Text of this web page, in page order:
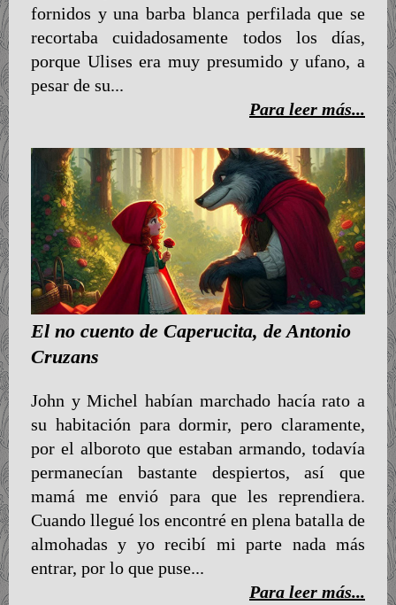
fornidos y una barba blanca perfilada que se
recortaba cuidadosamente todos los días,
porque Ulises era muy presumido y ufano, a
pesar de su...
Para leer más...
El no cuento de Caperucita, de Antonio
Cruzans
John y Michel habían marchado hacía rato a
su habitación para dormir, pero claramente,
por el alboroto que estaban armando, todavía
permanecían bastante despiertos, así que
mamá me envió para que les reprendiera.
Cuando llegué los encontré en plena batalla de
almohadas y yo recibí mi parte nada más
entrar, por lo que puse...
Para leer más...